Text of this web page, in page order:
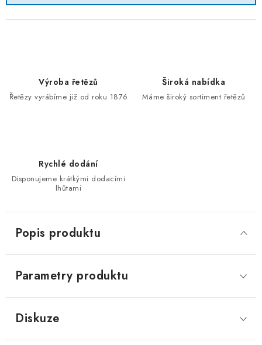
Výroba řetězů
Řetězy vyrábíme již od roku 1876
Široká nabídka
Máme široký sortiment řetězů
Rychlé dodání
Disponujeme krátkými dodacími
lhůtami
Popis produktu
Parametry produktu
Diskuze